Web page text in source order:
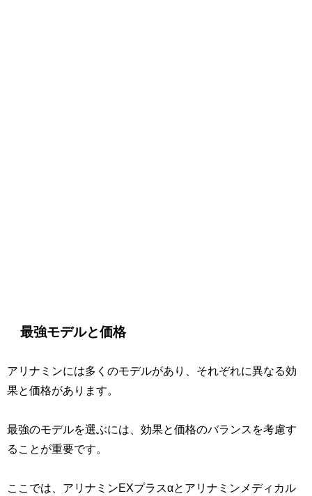
最強モデルと価格
アリナミンには多くのモデルがあり、それぞれに異なる効
果と価格があります。
最強のモデルを選ぶには、効果と価格のバランスを考慮す
ることが重要です。
ここでは、アリナミンEXプラスαとアリナミンメディカル